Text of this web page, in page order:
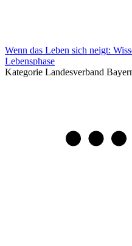
Wenn das Leben sich neigt:
Lebensphase
Kategorie Landesverband